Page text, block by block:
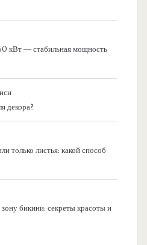
кВт — стабильная мощность
декора?
только листья: какой способ
бикини: секреты красоты и